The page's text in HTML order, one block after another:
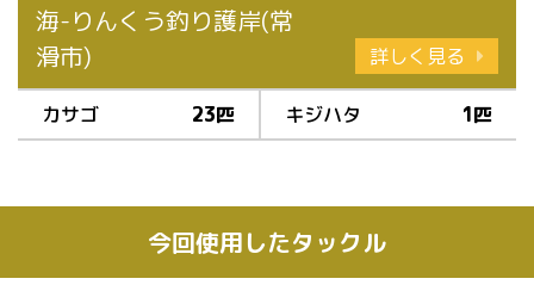
海-りんくう釣り護岸(常
滑市)
詳しく見る
カサゴ 23匹 キジハタ 1匹
今回使用したタックル